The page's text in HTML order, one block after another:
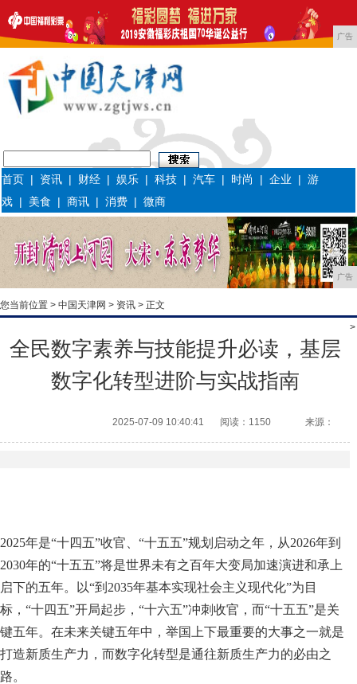
广告
首页 | 资讯 | 财经 |娱乐 |科技 |汽车 | 时尚 |企业 |游
戏 | 美食 |商讯 |消费 |微商
广告
您当前位置 > 中国天津网 > 资讯 > 正文
>
全民数字素养与技能提升必读，基层
数字化转型进阶与实战指南
2025-07-09 10:40:41 阅读：1150 来源：
2025年是“十四五”收官、“十五五”规划启动之年，从2026年到
2030年的“十五五”将是世界未有之百年大变局加速演进和承上
启下的五年。以“到2035年基本实现社会主义现代化”为目
标，“十四五”开局起步，“十六五”冲刺收官，而“十五五”是关
键五年。在未来关键五年中，举国上下最重要的大事之一就是
打造新质生产力，而数字化转型是通往新质生产力的必由之
路。